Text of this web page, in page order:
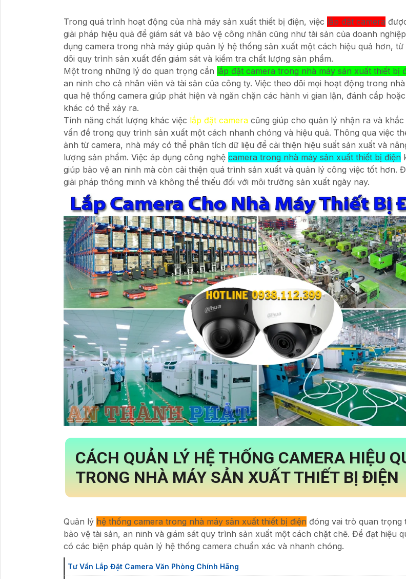
Trong quá trình hoạt động của nhà máy sản xuất thiết bị điện, việc lắp đặt camera
giải pháp hiệu quả để giám sát và bảo vệ công nhân cũng như tài sản của doanh
dụng camera trong nhà máy giúp quản lý hệ thống sản xuất một cách hiệu quả hơn, từ
dõi quy trình sản xuất đến giám sát và kiểm tra chất lượng sản phẩm.
Một trong những lý do quan trọng cần lắp đặt camera trong nhà máy sản xuất thiết bị
an ninh cho cả nhân viên và tài sản của công ty. Việc theo dõi mọi hoạt động trong
qua hệ thống camera giúp phát hiện và ngăn chặn các hành vi gian lận, đánh cắp
khác có thể xảy ra.
Tính năng chất lượng khác việc lắp đặt camera cũng giúp cho quản lý nhận ra và
vấn đề trong quy trình sản xuất một cách nhanh chóng và hiệu quả. Thông qua việc
ảnh từ camera, nhà máy có thể phân tích dữ liệu để cải thiện hiệu suất sản xuất và
lượng sản phẩm. Việc áp dụng công nghệ camera trong nhà máy sản xuất thiết bị điện
giúp bảo vệ an ninh mà còn cải thiện quá trình sản xuất và quản lý công việc tốt hơn.
giải pháp thông minh và không thể thiếu đối với môi trường sản xuất ngày nay.
CÁCH QUẢN LÝ HỆ THỐNG CAMERA HIỆU
TRONG NHÀ MÁY SẢN XUẤT THIẾT BỊ ĐIỆN
Quản lý hệ thống camera trong nhà máy sản xuất thiết bị điện đóng vai trò quan trọng
bảo vệ tài sản, an ninh và giám sát quy trình sản xuất một cách chặt chẽ. Để đạt hiệu
có các biện pháp quản lý hệ thống camera chuẩn xác và nhanh chóng.
Tư Vấn Lắp Đặt Camera Văn Phòng Chính Hãng